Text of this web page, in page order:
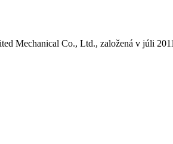
Mechanical Co., Ltd., založená v júli